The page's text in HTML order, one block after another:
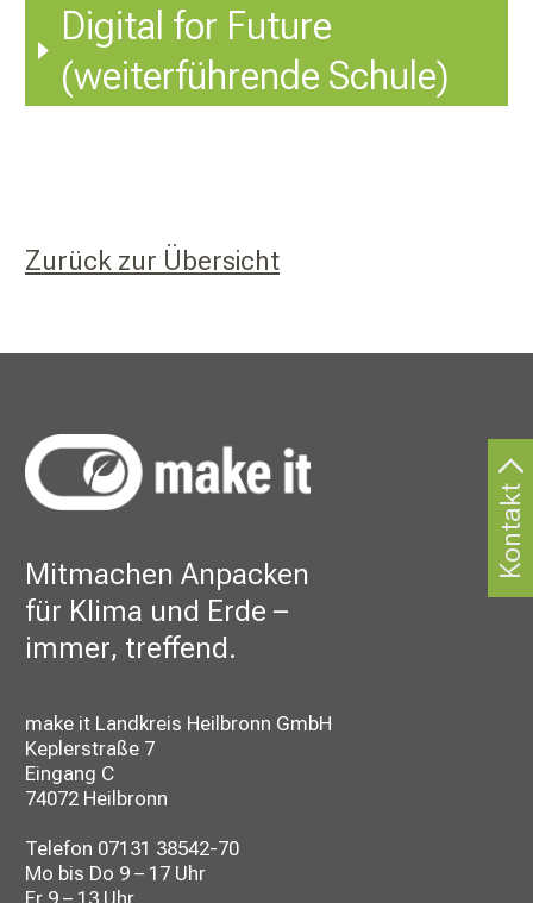
Digital for Future
(weiterführende Schule)
Zurück zur Übersicht
Mitmachen Anpacken
für Klima und Erde –
immer, treffend.
make it Landkreis Heilbronn GmbH
Keplerstraße 7
Eingang C
74072 Heilbronn
Telefon 07131 38542-70
Mo bis Do 9 – 17 Uhr
Kontakt